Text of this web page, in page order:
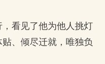
看见了他为他人挑灯
、倾尽迁就，唯独负